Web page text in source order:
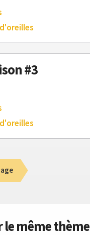
#3
le même thème